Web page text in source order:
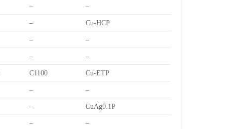
– –
– Cu-HCP
– –
– –
C1100 Cu-ETP
– –
– CuAg0.1P
– –